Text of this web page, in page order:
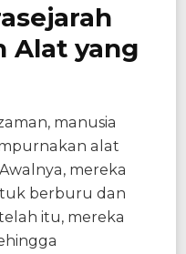
Alat yang
manusia
alat
mereka
berburu dan
itu, mereka